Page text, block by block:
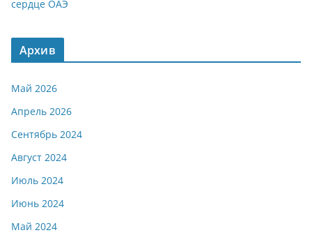
сердце ОАЭ
Архив
Май 2026
Апрель 2026
Сентябрь 2024
Август 2024
Июль 2024
Июнь 2024
Май 2024